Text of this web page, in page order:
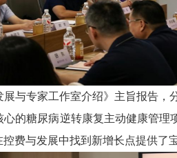
与专家工作室介绍》主旨报告
的糖尿病逆转康复主动健康管
费与发展中找到新增长点提供了